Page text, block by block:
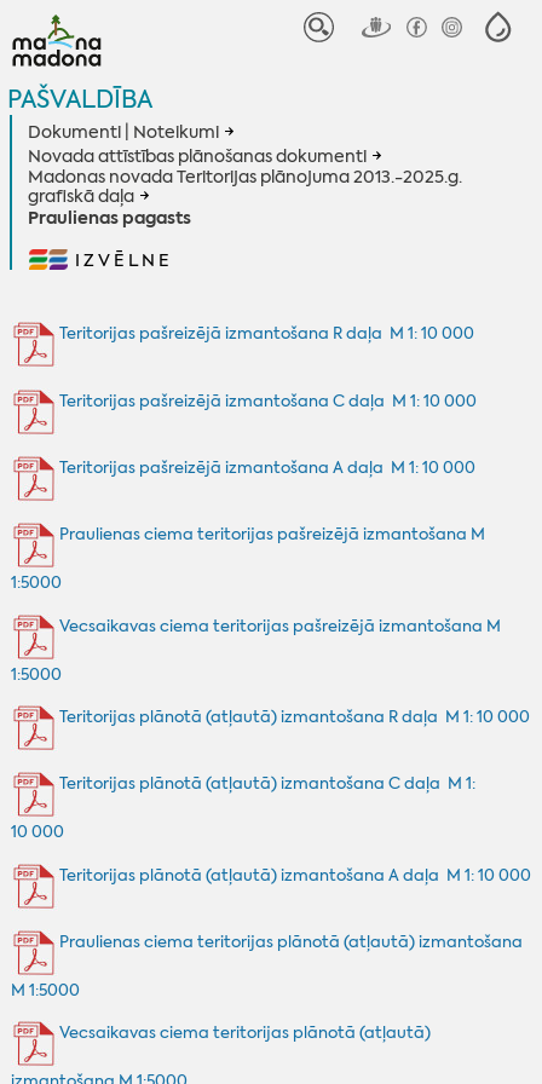
PAŠVALDĪBA
Dokumenti | Noteikumi
Novada attīstības plānošanas dokumenti
Madonas novada Teritorijas plānojuma 2013.-2025.g.
grafiskā daļa
Praulienas pagasts
IZVĒLNE
Teritorijas pašreizējā izmantošana R daļa M 1: 10 000
Teritorijas pašreizējā izmantošana C daļa M 1: 10 000
Teritorijas pašreizējā izmantošana A daļa M 1: 10 000
Praulienas ciema teritorijas pašreizējā izmantošana M
1:5000
Vecsaikavas ciema teritorijas pašreizējā izmantošana M
1:5000
Teritorijas plānotā (atļautā) izmantošana R daļa M 1: 10 000
Teritorijas plānotā (atļautā) izmantošana C daļa M 1:
10 000
Teritorijas plānotā (atļautā) izmantošana A daļa M 1: 10 000
Praulienas ciema teritorijas plānotā (atļautā) izmantošana
M 1:5000
Vecsaikavas ciema teritorijas plānotā (atļautā)